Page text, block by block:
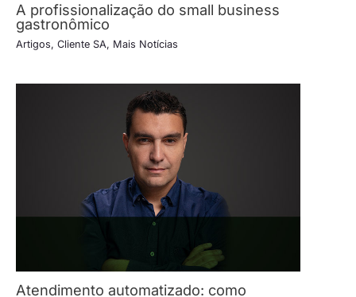
A profissionalização do small business
gastronômico
Artigos, Cliente SA, Mais Notícias
Atendimento automatizado: como